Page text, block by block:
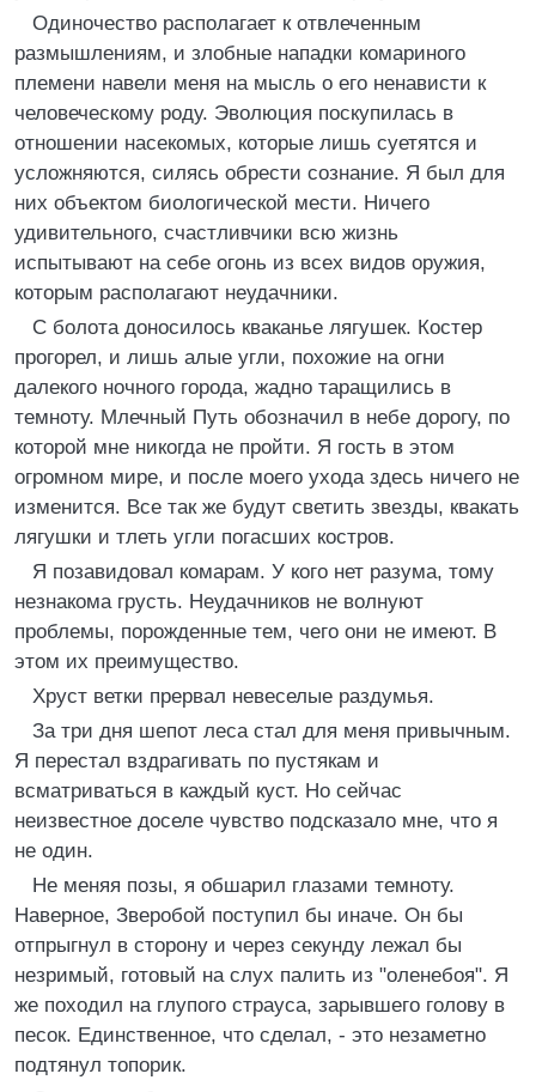
Одиночество располагает к отвлеченным
размышлениям, и злобные нападки комариного
племени навели меня на мысль о его ненависти к
человеческому роду. Эволюция поскупилась в
отношении насекомых, которые лишь суетятся и
усложняются, силясь обрести сознание. Я был для
них объектом биологической мести. Ничего
удивительного, счастливчики всю жизнь
испытывают на себе огонь из всех видов оружия,
которым располагают неудачники.
С болота доносилось кваканье лягушек. Костер
прогорел, и лишь алые угли, похожие на огни
далекого ночного города, жадно таращились в
темноту. Млечный Путь обозначил в небе дорогу, по
которой мне никогда не пройти. Я гость в этом
огромном мире, и после моего ухода здесь ничего не
изменится. Все так же будут светить звезды, квакать
лягушки и тлеть угли погасших костров.
Я позавидовал комарам. У кого нет разума, тому
незнакома грусть. Неудачников не волнуют
проблемы, порожденные тем, чего они не имеют. В
этом их преимущество.
Хруст ветки прервал невеселые раздумья.
За три дня шепот леса стал для меня привычным.
Я перестал вздрагивать по пустякам и
всматриваться в каждый куст. Но сейчас
неизвестное доселе чувство подсказало мне, что я
не один.
Не меняя позы, я обшарил глазами темноту.
Наверное, Зверобой поступил бы иначе. Он бы
отпрыгнул в сторону и через секунду лежал бы
незримый, готовый на слух палить из "оленебоя". Я
же походил на глупого страуса, зарывшего голову в
песок. Единственное, что сделал, - это незаметно
подтянул топорик.